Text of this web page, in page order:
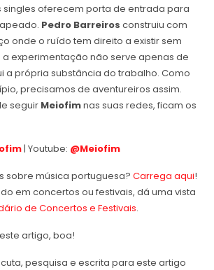
singles oferecem porta de entrada para
Pedro Barreiros construiu com
onde o ruído tem direito a existir sem
experimentação não serve apenas de
a própria substância do trabalho. Como
precisamos de aventureiros assim.
seguir Meiofimnas suas redes, ficam os
| Youtube: @Meiofim
sobre música portuguesa? Carrega aqui!
em concertos ou festivais, dá uma vista
de Concertos e Festivais.
artigo, boa!
pesquisa e escrita para este artigo